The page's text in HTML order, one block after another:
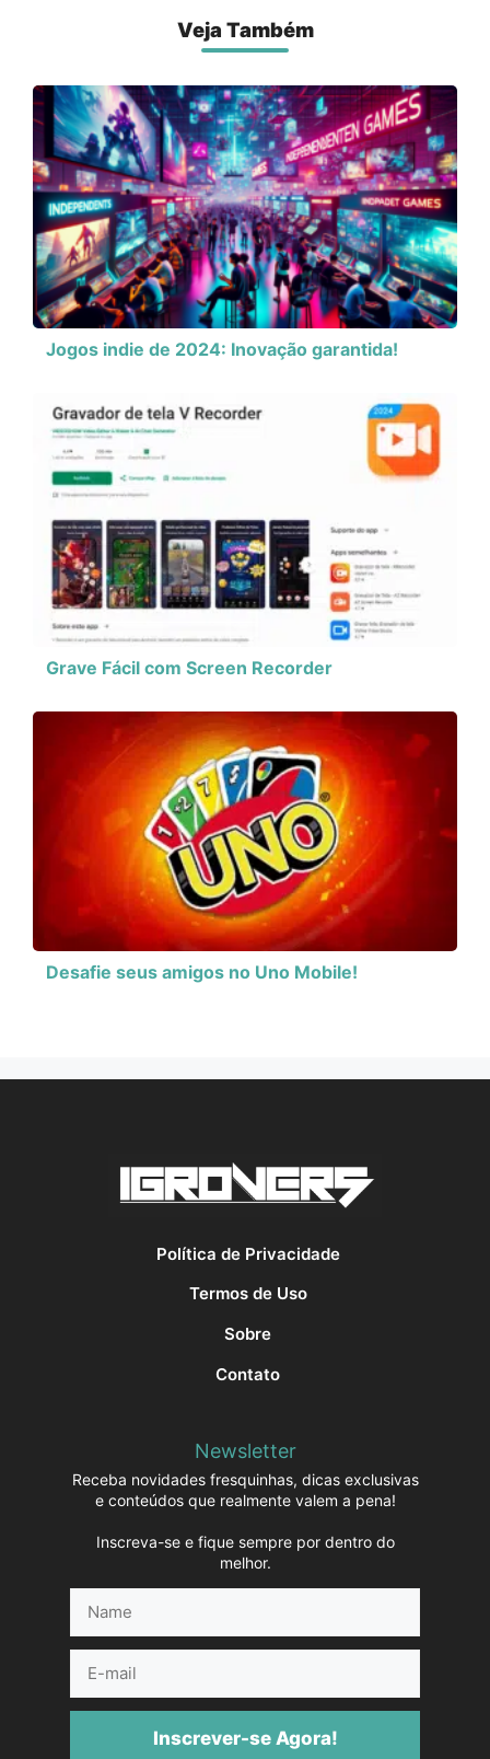
Veja Também
Jogos indie de 2024: Inovação garantida!
Grave Fácil com Screen Recorder
Desafie seus amigos no Uno Mobile!
Política de Privacidade
Termos de Uso
Sobre
Contato
Newsletter
Receba novidades fresquinhas, dicas exclusivas
e conteúdos que realmente valem a pena!
Inscreva-se e fique sempre por dentro do
melhor.
mail
Inscrever-se Agora!